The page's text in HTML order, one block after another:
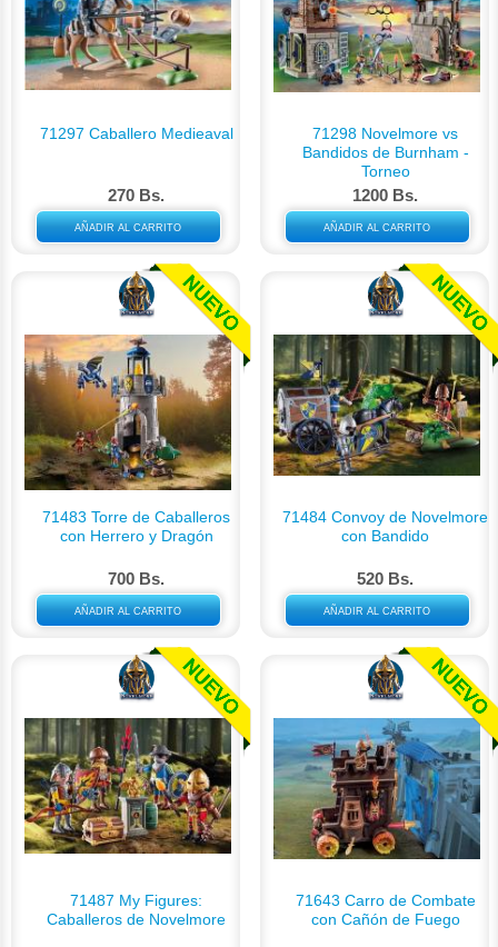
71297 Caballero Medieaval
270 Bs.
AÑADIR AL CARRITO
71298 Novelmore vs
Bandidos de Burnham -
Torneo
1200 Bs.
AÑADIR AL CARRITO
71483 Torre de Caballeros
con Herrero y Dragón
700 Bs.
AÑADIR AL CARRITO
71484 Convoy de Novelmore
con Bandido
520 Bs.
AÑADIR AL CARRITO
71487 My Figures:
Caballeros de Novelmore
71643 Carro de Combate
con Cañón de Fuego